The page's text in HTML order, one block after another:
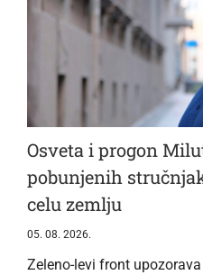
Osveta i progon
pobunjenih
celu zemlju
05. 08. 2026.
Zeleno-levi front